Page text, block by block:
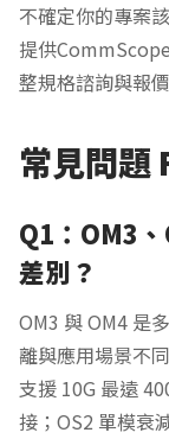
不確定你的專案
提供
整規格諮詢與報
常見問題
Q1：OM3
差別？
OM3 與 OM4 是
離與應用場景不
支援 10G 最遠
接；OS2 單模衰